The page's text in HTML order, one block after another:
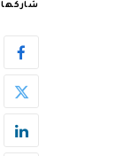
شاركها